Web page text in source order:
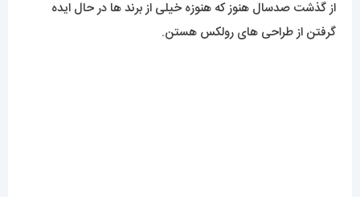
از گذشت صدسال هنوز که هنوزه خیلی از برند ها در حال ایده
گرفتن از طراحی های رولکس هستن.